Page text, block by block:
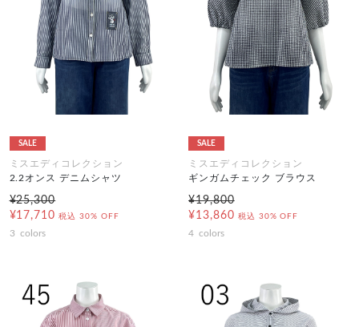
SALE
ミスエディコレクション
2.2オンス デニムシャツ
¥25,300
¥17,710 税込 30% OFF
3 colors
SALE
ミスエディコレクション
ギンガムチェック ブラウス
¥19,800
¥13,860 税込 30% OFF
4 colors